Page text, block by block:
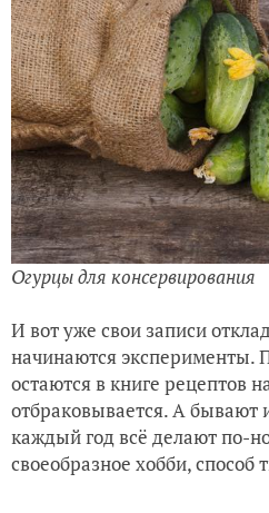
Огурцы для консервирования
И вот уже свои записи
начинаются эксперименты.
остаются в книге рецептов
отбраковывается. А бывают
каждый год всё делают по-
своеобразное хобби, способ